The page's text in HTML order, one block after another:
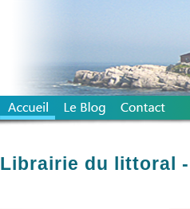
Librairie du littoral